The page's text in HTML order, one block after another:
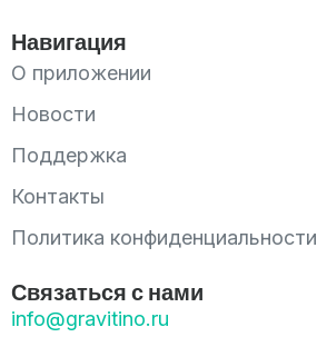
Навигация
О приложении
Новости
Поддержка
Контакты
Политика конфиденциальности
Связаться с нами
info@gravitino.ru